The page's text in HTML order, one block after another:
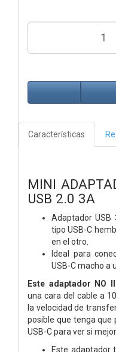
Características
MINI
USB 2.0 3A
Adaptador USB
tipo USB-C
en el otro.
Ideal para
USB-C macho a
Este adaptador NO
una cara del cable a
la velocidad de
posible que tenga que
USB-C para ver si
Este adaptador